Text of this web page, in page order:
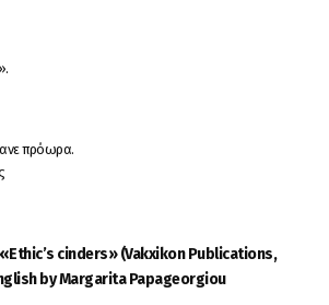
πρόωρα.
cinders» (Vakxikon Publications,
by Margarita Papageorgiou